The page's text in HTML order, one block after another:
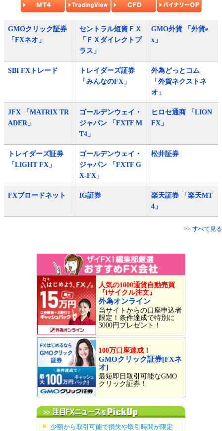
GMOクリック証券
「FXネオ」
セントラル短資ＦＸ
「ＦＸダイレクトプ
ラス」
GMO外貨 「外貨e
x」
SBI FXトレード
トレイダーズ証券
「みんなのFX」
外為どっとコム
「外貨ネクストネ
オ」
JFX 「MATRIX TR
ADER」
ゴールデンウェイ・
ジャパン 「FXTF M
T4」
ヒロセ通商 「LION
FX」
トレイダーズ証券
「LIGHT FX」
ゴールデンウェイ・
ジャパン 「FXTF G
X-FX」
松井証券
FXブロードネット IG証券
楽天証券 「楽天MT
4」
>> すべて見る
人気の1000通貨自動売買
『iサイクル注文』
外為オンライン
当サイトからの口座申込者
限定！条件達成で特別に
3000円プレゼント！
100万口座達成！
GMOクリック証券[FXネ
オ]
最短即日取引可能なGMO
クリック証券！
少額から取引可能で損失や取引時間が限定